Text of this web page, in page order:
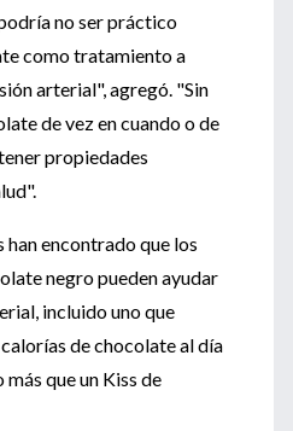
no ser práctico
como tratamiento a
arterial", agregó. "Sin
de vez en cuando o de
propiedades
encontrado que los
negro pueden ayudar
incluido uno que
de chocolate al día
que un Kiss de